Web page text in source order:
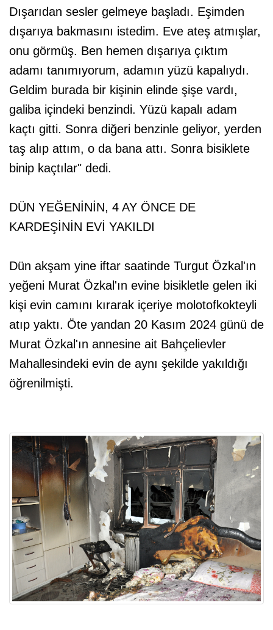
Dışarıdan sesler gelmeye başladı. Eşimden
dışarıya bakmasını istedim. Eve ateş atmışlar,
onu görmüş. Ben hemen dışarıya çıktım
adamı tanımıyorum, adamın yüzü kapalıydı.
Geldim burada bir kişinin elinde şişe vardı,
galiba içindeki benzindi. Yüzü kapalı adam
kaçtı gitti. Sonra diğeri benzinle geliyor, yerden
taş alıp attım, o da bana attı. Sonra bisiklete
binip kaçtılar" dedi.
DÜN YEĞENİNİN, 4 AY ÖNCE DE
KARDEŞİNİN EVİ YAKILDI
Dün akşam yine iftar saatinde Turgut Özkal'ın
yeğeni Murat Özkal'ın evine bisikletle gelen iki
kişi evin camını kırarak içeriye molotofkokteyli
atıp yaktı. Öte yandan 20 Kasım 2024 günü de
Murat Özkal'ın annesine ait Bahçelievler
Mahallesindeki evin de aynı şekilde yakıldığı
öğrenilmişti.